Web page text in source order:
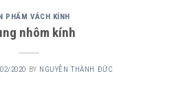
PHẨM VÁCH KÍNH
nhôm kính
2020 BY NGUYỄN THÀNH ĐỨC